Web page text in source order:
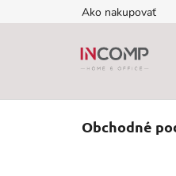
na
Ako nakupovať
Obchodné